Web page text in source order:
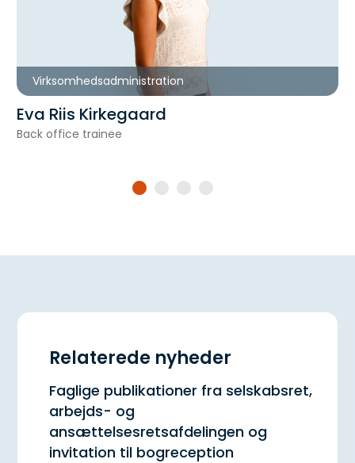
Relaterede nyheder
Faglige publikationer fra selskabsret,
arbejds- og
ansættelsesretsafdelingen og
invitation til bogreception
Virksomhedsadministration
Eva Riis Kirkegaard
Back office trainee